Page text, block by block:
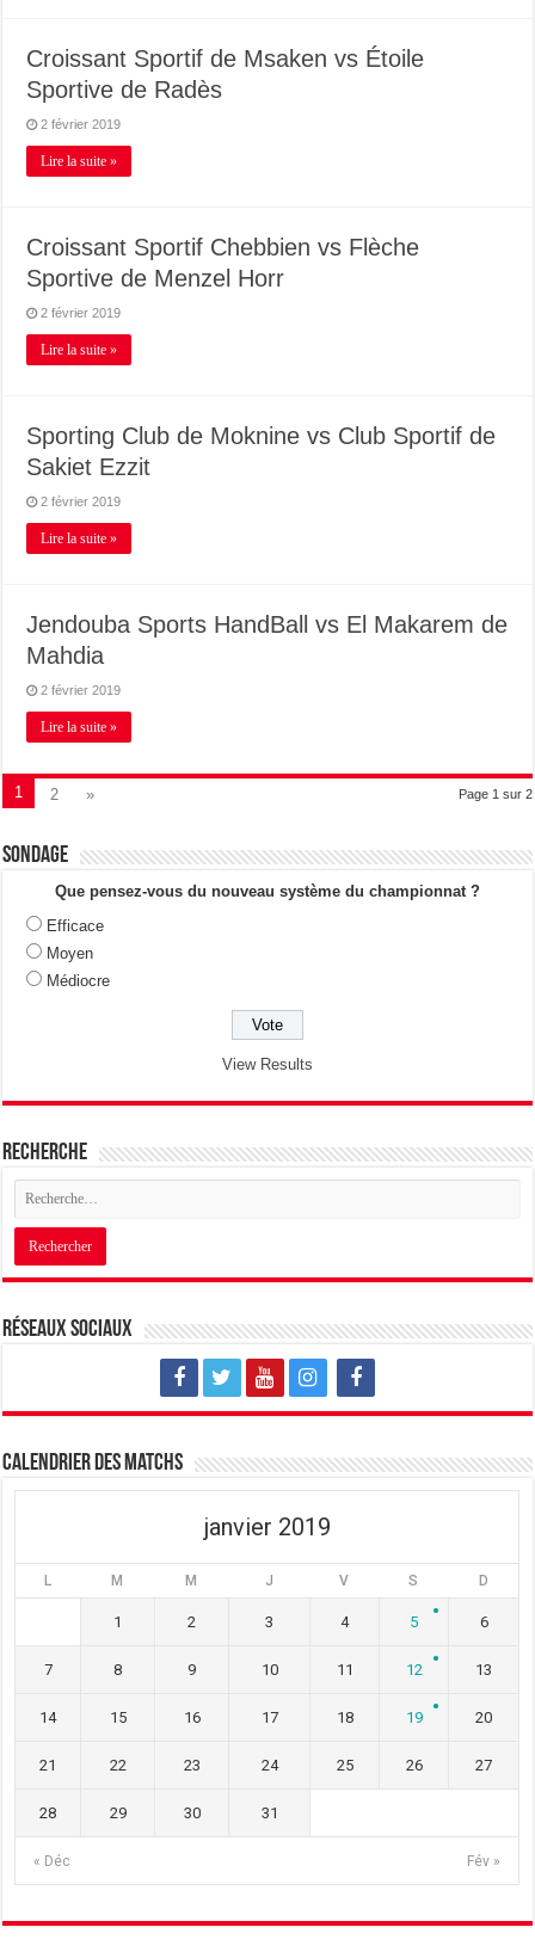
Croissant Sportif de Msaken vs Étoile
Sportive de Radès
2 février 2019
Lire la suite »
Croissant Sportif Chebbien vs Flèche
Sportive de Menzel Horr
2 février 2019
Lire la suite »
Sporting Club de Moknine vs Club Sportif de
Sakiet Ezzit
2 février 2019
Lire la suite »
Jendouba Sports HandBall vs El Makarem de
Mahdia
2 février 2019
Lire la suite »
Page 1 sur 2
1 2 »
Sondage
Que pensez-vous du nouveau système du championnat ?
Efficace
Moyen
Médiocre
View Results
Recherche
Réseaux sociaux
Calendrier des matchs
janvier 2019
L M M J V S D
« Déc Fév »
1 2 3 4 5 6
7 8 9 10 11 12 13
14 15 16 17 18 19 20
21 22 23 24 25 26 27
28 29 30 31